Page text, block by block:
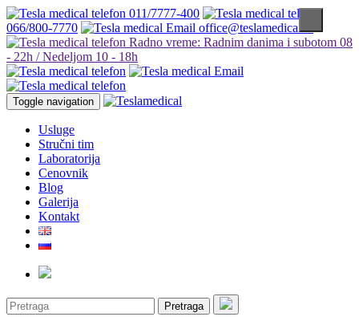
011/7777-400
066/800-7770
office@teslamedical.rs
Radno vreme: Radnim danima i subotom 08
- 22h / Nedeljom 10 - 18h
Toggle navigation
Usluge
Stručni tim
Laboratorija
Cenovnik
Blog
Galerija
Kontakt
Pretraga